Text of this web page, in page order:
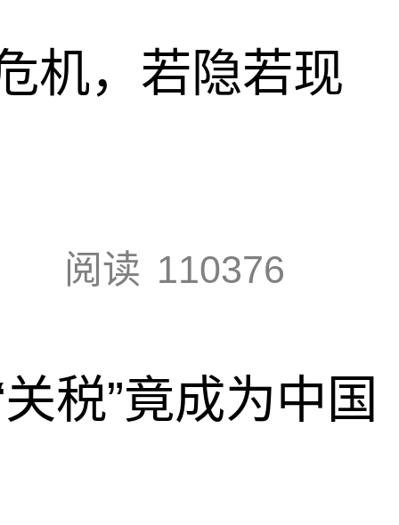
机，若隐若现
阅读 110376
税”竟成为中国